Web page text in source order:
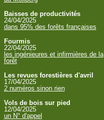
Baisses de productivités
24/04/2025
dans 95% des forêts françaises
Fourmis
22/04/2025
les ingénieures et infirmières de la
forêt
Les revues forestières d'avril
17/04/2025
2 numéros sinon rien
Vols de bois sur pied
12/04/2025
un N° d'appel